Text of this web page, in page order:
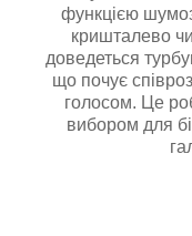
функцією
кришталево
доведеться
що почує
голосом. Це
вибором для